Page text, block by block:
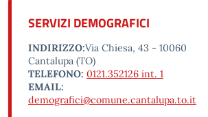
SERVIZI DEMOGRAFICI
INDIRIZZO:Via Chiesa, 43 - 10060
Cantalupa (TO)
TELEFONO: 0121.352126 int. 1
EMAIL:
demografici@comune.cantalupa.to.it